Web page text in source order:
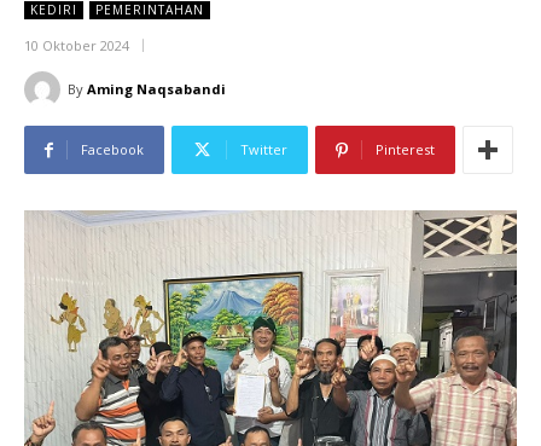
KEDIRI PEMERINTAHAN
10 Oktober 2024
By Aming Naqsabandi
Facebook Twitter Pinterest